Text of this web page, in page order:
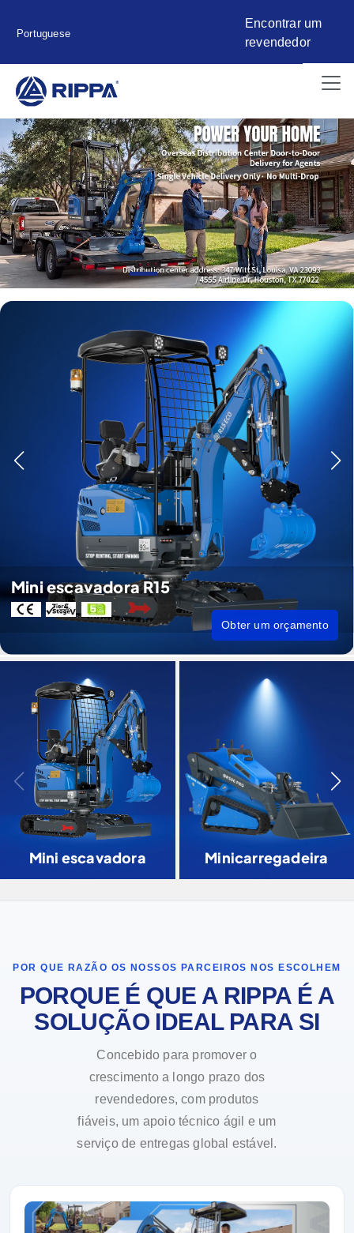
Portuguese
Encontrar um
revendedor
Mini escavadora R15
Obter um orçamento
Mini escavadora Minicarregadeira
POR QUE RAZÃO OS NOSSOS PARCEIROS NOS ESCOLHEM
PORQUE É QUE A RIPPA É A
SOLUÇÃO IDEAL PARA SI
Concebido para promover o
crescimento a longo prazo dos
revendedores, com produtos
fiáveis, um apoio técnico ágil e um
serviço de entregas global estável.